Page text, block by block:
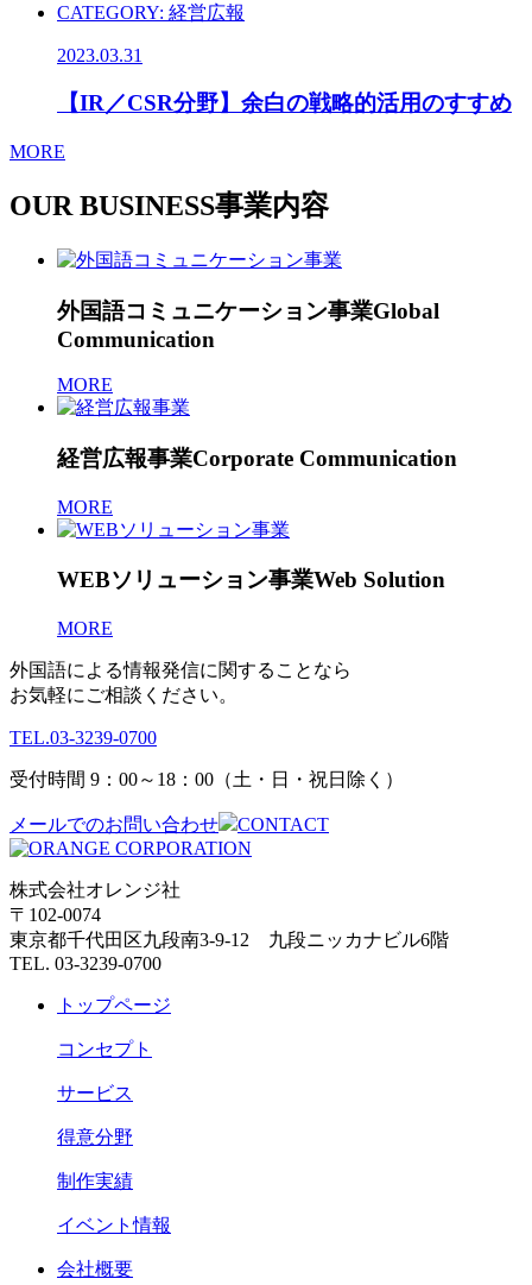
CATEGORY: 経営広報
2023.03.31
【IR／CSR分野】余白の戦略的活用のすすめ
MORE
OUR BUSINESS事業内容
外国語コミュニケーション事業Global
Communication
MORE
経営広報事業Corporate Communication
MORE
WEBソリューション事業Web Solution
MORE
外国語による情報発信に関することなら
お気軽にご相談ください。
TEL.03-3239-0700
受付時間 9：00～18：00（土・日・祝日除く）
メールでのお問い合わせ CONTACT
株式会社オレンジ社
〒102-0074
東京都千代田区九段南3-9-12 九段ニッカナビル6階
TEL. 03-3239-0700
トップページ
コンセプト
サービス
得意分野
制作実績
イベント情報
会社概要